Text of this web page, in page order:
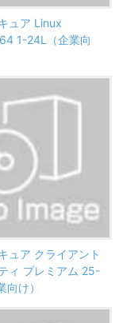
ュア Linux
1-24L（企業向
ュア クライアント
ィ プレミアム 25-
け）